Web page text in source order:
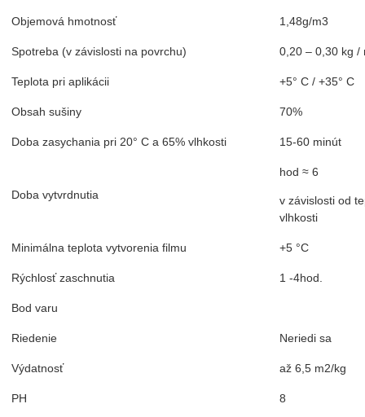
Objemová hmotnosť 1,48g/m3
Spotreba (v závislosti na povrchu) 0,20 – 0,30 kg /
Teplota pri aplikácii +5° C / +35° C
Obsah sušiny 70%
Doba zasychania pri 20° C a 65% vlhkosti 15-60 minút
Doba vytvrdnutia
hod ≈ 6
v závislosti od
vlhkosti
Minimálna teplota vytvorenia filmu +5 °C
Rýchlosť zaschnutia 1 -4hod.
Bod varu
Riedenie Neriedi sa
Výdatnosť až 6,5 m2/kg
PH 8